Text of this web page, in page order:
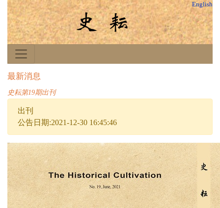
English
最新消息
史耘第19期出刊
出刊
公告日期:2021-12-30 16:45:46